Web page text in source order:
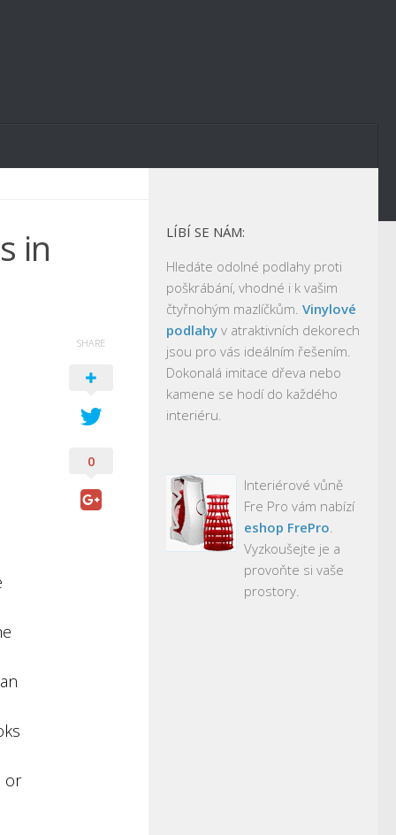
in
or
SHARE
0
LÍBÍ SE NÁM:
Hledáte odolné podlahy proti
poškrábání, vhodné i k vašim
čtyřnohým mazlíčkům. Vinylové
podlahy v atraktivních dekorech
jsou pro vás ideálním řešením.
Dokonalá imitace dřeva nebo
kamene se hodí do každého
interiéru.
Interiérové vůně
Fre Pro vám nabízí
eshop FrePro.
Vyzkoušejte je a
provoňte si vaše
prostory.